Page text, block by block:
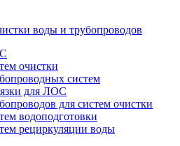
воды и трубопроводов
очистки
систем
для ЛОС
для систем очистки
водоподготовки
рециркуляции воды